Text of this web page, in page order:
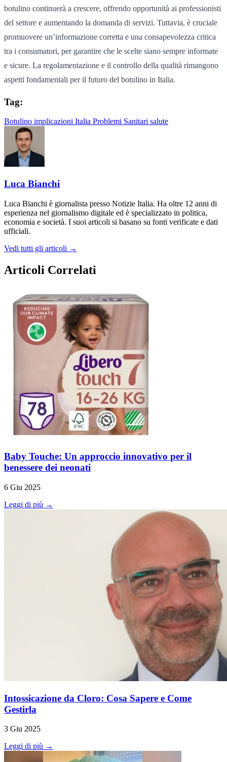
botulino continuerà a crescere, offrendo opportunità ai professionisti
del settore e aumentando la domanda di servizi. Tuttavia, è cruciale
promuovere un’informazione corretta e una consapevolezza critica
tra i consumatori, per garantire che le scelte siano sempre informate
e sicure. La regolamentazione e il controllo della qualità rimangono
aspetti fondamentali per il futuro del botulino in Italia.
Tag:
Botulino implicazioni Italia Problemi Sanitari salute
Luca Bianchi
Luca Bianchi è giornalista presso Notizie Italia. Ha oltre 12 anni di
esperienza nel giornalismo digitale ed è specializzato in politica,
economia e società. I suoi articoli si basano su fonti verificate e dati
ufficiali.
Vedi tutti gli articoli →
Articoli Correlati
Baby Touche: Un approccio innovativo per il
benessere dei neonati
6 Giu 2025
Leggi di più →
Intossicazione da Cloro: Cosa Sapere e Come
Gestirla
3 Giu 2025
Leggi di più →